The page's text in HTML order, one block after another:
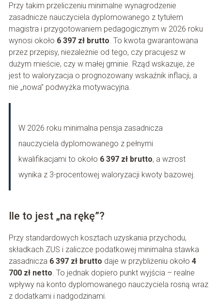
Przy takim przeliczeniu minimalne wynagrodzenie
zasadnicze nauczyciela dyplomowanego z tytułem
magistra i przygotowaniem pedagogicznym w 2026 roku
wynosi około 6 397 zł brutto. To kwota gwarantowana
przez przepisy, niezależnie od tego, czy pracujesz w
dużym mieście, czy w małej gminie. Rząd wskazuje, że
jest to waloryzacja o prognozowany wskaźnik inflacji, a
nie „nowa” podwyżka motywacyjna.
W 2026 roku minimalna pensja zasadnicza
nauczyciela dyplomowanego z pełnymi
kwalifikacjami to około 6 397 zł brutto, a wzrost
wynika z 3-procentowej waloryzacji kwoty bazowej.
Ile to jest „na rękę”?
Przy standardowych kosztach uzyskania przychodu,
składkach ZUS i zaliczce podatkowej minimalna stawka
zasadnicza 6 397 zł brutto daje w przybliżeniu około 4
700 zł netto. To jednak dopiero punkt wyjścia – realne
wpływy na konto dyplomowanego nauczyciela rosną wraz
z dodatkami i nadgodzinami.